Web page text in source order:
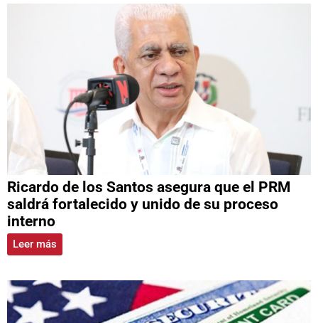
Ricardo de los Santos asegura que el PRM
saldrá fortalecido y unido de su proceso
interno
Leer más